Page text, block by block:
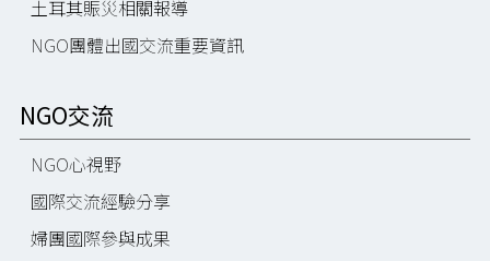
土耳其賑災相關報導
NGO團體出國交流重要資訊
NGO交流
NGO心視野
國際交流經驗分享
婦團國際參與成果